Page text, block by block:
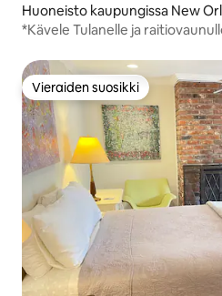
Huoneisto kaupungissa New
*Kävele Tulanelle ja
Vieraiden suosikki
Vieraiden suosikki